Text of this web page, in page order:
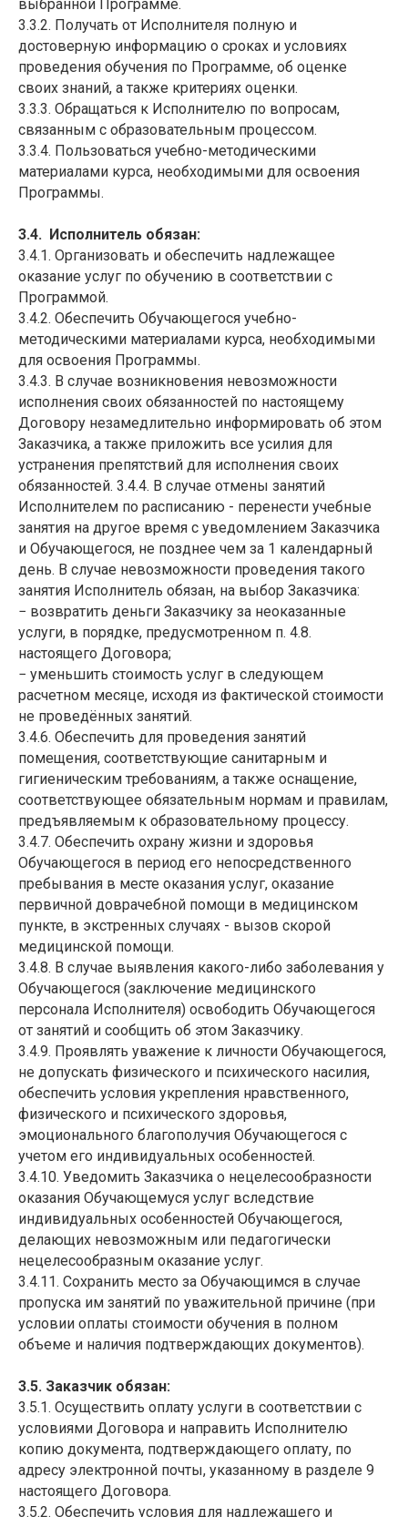
выбранной Программе.
3.3.2. Получать от Исполнителя полную и
достоверную информацию о сроках и условиях
проведения обучения по Программе, об оценке
своих знаний, а также критериях оценки.
3.3.3. Обращаться к Исполнителю по вопросам,
связанным с образовательным процессом.
3.3.4. Пользоваться учебно-методическими
материалами курса, необходимыми для освоения
Программы.
3.4. Исполнитель обязан:
3.4.1. Организовать и обеспечить надлежащее
оказание услуг по обучению в соответствии с
Программой.
3.4.2. Обеспечить Обучающегося учебно-
методическими материалами курса, необходимыми
для освоения Программы.
3.4.3. В случае возникновения невозможности
исполнения своих обязанностей по настоящему
Договору незамедлительно информировать об этом
Заказчика, а также приложить все усилия для
устранения препятствий для исполнения своих
обязанностей. 3.4.4. В случае отмены занятий
Исполнителем по расписанию - перенести учебные
занятия на другое время с уведомлением Заказчика
и Обучающегося, не позднее чем за 1 календарный
день. В случае невозможности проведения такого
занятия Исполнитель обязан, на выбор Заказчика:
− возвратить деньги Заказчику за неоказанные
услуги, в порядке, предусмотренном п. 4.8.
настоящего Договора;
− уменьшить стоимость услуг в следующем
расчетном месяце, исходя из фактической стоимости
не проведённых занятий.
3.4.6. Обеспечить для проведения занятий
помещения, соответствующие санитарным и
гигиеническим требованиям, а также оснащение,
соответствующее обязательным нормам и правилам,
предъявляемым к образовательному процессу.
3.4.7. Обеспечить охрану жизни и здоровья
Обучающегося в период его непосредственного
пребывания в месте оказания услуг, оказание
первичной доврачебной помощи в медицинском
пункте, в экстренных случаях - вызов скорой
медицинской помощи.
3.4.8. В случае выявления какого-либо заболевания у
Обучающегося (заключение медицинского
персонала Исполнителя) освободить Обучающегося
от занятий и сообщить об этом Заказчику.
3.4.9. Проявлять уважение к личности Обучающегося,
не допускать физического и психического насилия,
обеспечить условия укрепления нравственного,
физического и психического здоровья,
эмоционального благополучия Обучающегося с
учетом его индивидуальных особенностей.
3.4.10. Уведомить Заказчика о нецелесообразности
оказания Обучающемуся услуг вследствие
индивидуальных особенностей Обучающегося,
делающих невозможным или педагогически
нецелесообразным оказание услуг.
3.4.11. Сохранить место за Обучающимся в случае
пропуска им занятий по уважительной причине (при
условии оплаты стоимости обучения в полном
объеме и наличия подтверждающих документов).
3.5. Заказчик обязан:
3.5.1. Осуществить оплату услуги в соответствии с
условиями Договора и направить Исполнителю
копию документа, подтверждающего оплату, по
адресу электронной почты, указанному в разделе 9
настоящего Договора.
3.5.2. Обеспечить условия для надлежащего и